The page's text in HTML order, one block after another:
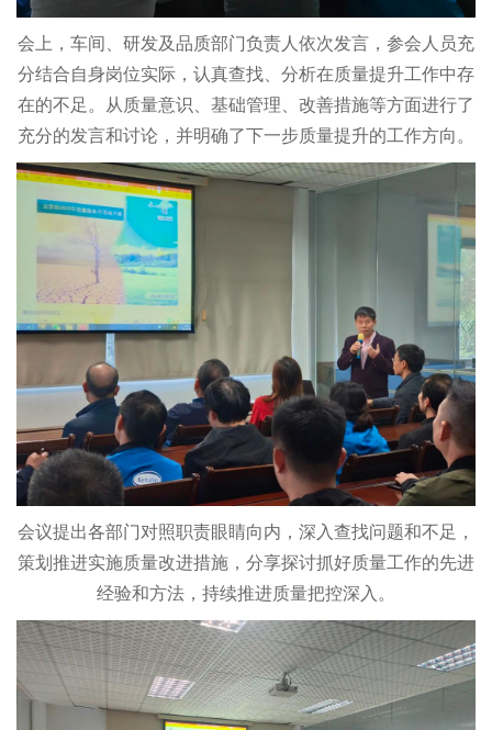
会上，车间、研发及品质部门负责人依次发言，参会人员充
分结合自身岗位实际，认真查找、分析在质量提升工作中存
在的不足。从质量意识、基础管理、改善措施等方面进行了
充分的发言和讨论，并明确了下一步质量提升的工作方向。
会议提出各部门对照职责眼睛向内，深入查找问题和不足，
策划推进实施质量改进措施，分享探讨抓好质量工作的先进
经验和方法，持续推进质量把控深入。